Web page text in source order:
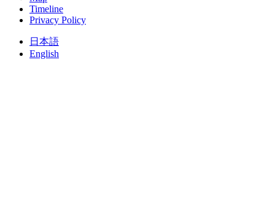
Timeline
Privacy Policy
日本語
English